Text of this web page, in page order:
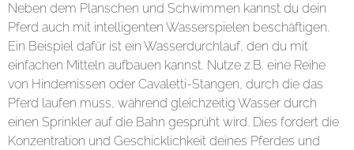
Neben dem Planschen und Schwimmen kannst du dein
Pferd auch mit intelligenten Wasserspielen beschäftigen.
Ein Beispiel dafür ist ein Wasserdurchlauf, den du mit
einfachen Mitteln aufbauen kannst. Nutze z.B. eine Reihe
von Hindernissen oder Cavaletti-Stangen, durch die das
Pferd laufen muss, während gleichzeitig Wasser durch
einen Sprinkler auf die Bahn gesprüht wird. Dies fordert die
Konzentration und Geschicklichkeit deines Pferdes und